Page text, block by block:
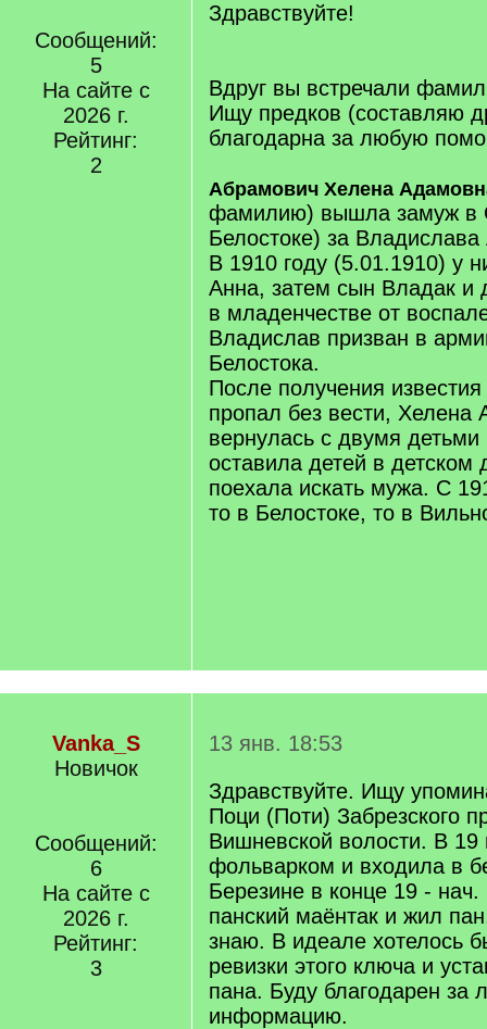
Сообщений:
5
На сайте с
2026 г.
Рейтинг:
2
Здравствуйте!
Вдруг вы встречали
Ищу предков (составляю
благодарна за любую
Абрамович Хелена
фамилию) вышла замуж в
Белостоке) за
В 1910 году (5.01.1910) у
Анна, затем сын Владак и
в младенчестве от
Владислав призван в
Белостока.
После получения
пропал без вести, Хелена
вернулась с двумя
оставила детей в
поехала искать мужа. С
то в Белостоке, то в
Vanka_S
Новичок
Сообщений:
6
На сайте с
2026 г.
Рейтинг:
3
13 янв. 18:53
Здравствуйте. Ищу
Поци (Поти) Забрезского
Вишневской волости. В 19
фольварком и входила в
Березине в конце 19 -
панский маёнтак и жил
знаю. В идеале хотелось
ревизки этого ключа и
пана. Буду благодарен за
информацию.